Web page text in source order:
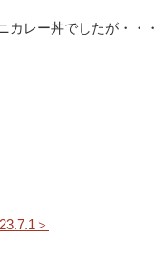
カレー丼でしたが・・・
＞